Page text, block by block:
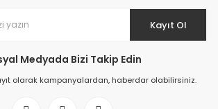
Kayıt Ol
Medyada Bizi Takip Edin
olarak kampanyalardan, haberdar olabilirsiniz.